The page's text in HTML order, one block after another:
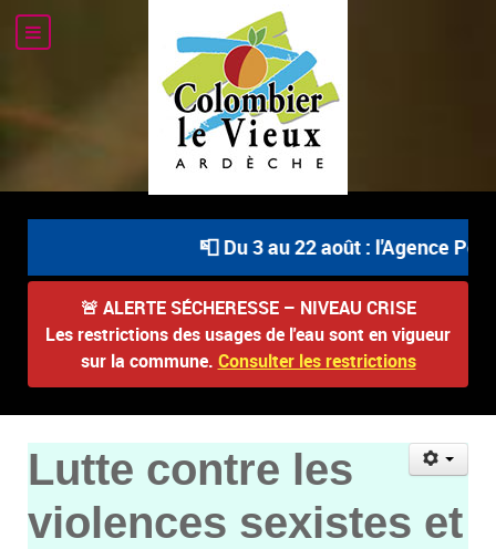
📮 Du 3 au 22 août : l'Agence
🚨 ALERTE SÉCHERESSE – NIVEAU CRISE
Les restrictions des usages de l'eau sont en vigueur
sur la commune. Consulter les restrictions
Lutte contre les
violences sexistes et